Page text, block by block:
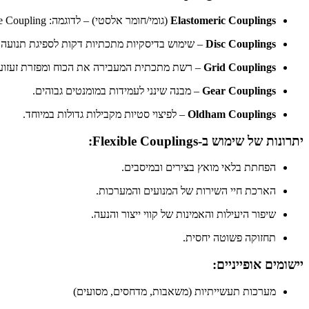
Elastomeric Couplings (גומי/חומר אלסטי) – לדוגמה: Jaw Coupling, Tire Coupling
Disc Couplings – שימוש בדיסקיות מתכתיות דקות לספיגת
Grid Couplings – רשת מתכתית המעבירה את הכוח ומפזרת
Gear Couplings – מבנה שינני לעמידות במומנטים גבוהים.
Oldham Couplings – לפיצוי סטיות מקבילות גדולות במיוחד.
יתרונות של שימוש ב-Flexible Couplings:
הפחתת בלאי מואץ בצירים ובמיסבים.
הארכת חיי השירות של המנועים והמערכות.
שיפור היעילות והאמינות של קווי ייצור והנעה.
תחזוקה פשוטה יחסית.
יישומים אופייניים:
מערכות תעשייתיות (משאבות, מדחסים, מסועים)